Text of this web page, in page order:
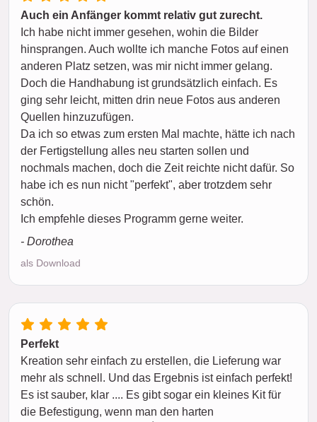
Auch ein Anfänger kommt relativ gut zurecht.
Ich habe nicht immer gesehen, wohin die Bilder
hinsprangen. Auch wollte ich manche Fotos auf einen
anderen Platz setzen, was mir nicht immer gelang.
Doch die Handhabung ist grundsätzlich einfach. Es
ging sehr leicht, mitten drin neue Fotos aus anderen
Quellen hinzuzufügen.
Da ich so etwas zum ersten Mal machte, hätte ich nach
der Fertigstellung alles neu starten sollen und
nochmals machen, doch die Zeit reichte nicht dafür. So
habe ich es nun nicht "perfekt", aber trotzdem sehr
schön.
Ich empfehle dieses Programm gerne weiter.
- Dorothea
als Download
Perfekt
Kreation sehr einfach zu erstellen, die Lieferung war
mehr als schnell. Und das Ergebnis ist einfach perfekt!
Es ist sauber, klar .... Es gibt sogar ein kleines Kit für
die Befestigung, wenn man den harten